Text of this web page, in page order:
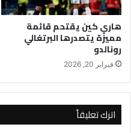
هاري كين يقتحم قائمة
مميزة يتصدرها البرتغالي
رونالدو
فبراير 20, 2026
اترك تعليقاً